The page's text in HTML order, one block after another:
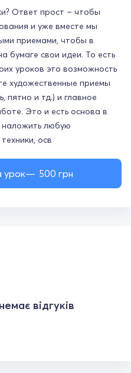
урок 500 грн
Ответ прост – чтобы
и уже вместе мы
приемами, чтобы в
бумаге свои идеи. То есть
уроков это возможность
художественные приемы
пятно и тд.) и главное
Это и есть основа в
любую
осв
відгуків